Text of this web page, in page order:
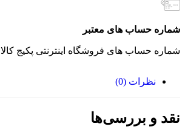
شماره حساب های معتبر
شماره حساب های فروشگاه اینترنتی پکیج کالا
نظرات (0)
نقد و بررسی‌ها